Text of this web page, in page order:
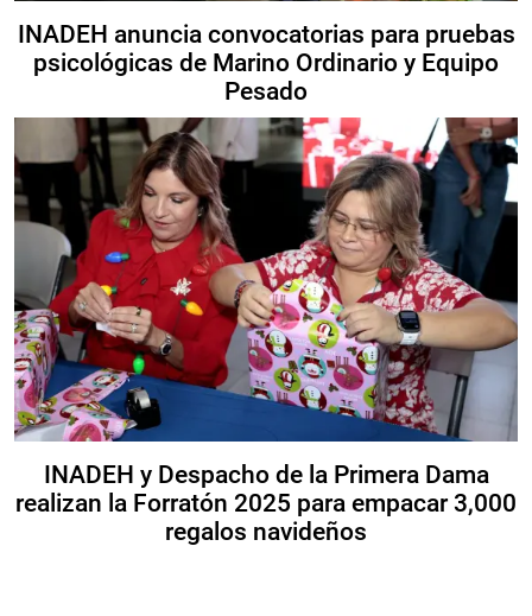
INADEH anuncia convocatorias para pruebas
psicológicas de Marino Ordinario y Equipo
Pesado
INADEH y Despacho de la Primera Dama
realizan la Forratón 2025 para empacar 3,000
regalos navideños